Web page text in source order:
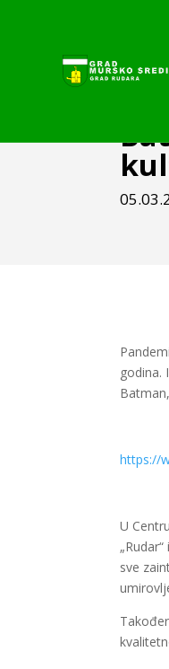
godina.
https://
U
sve